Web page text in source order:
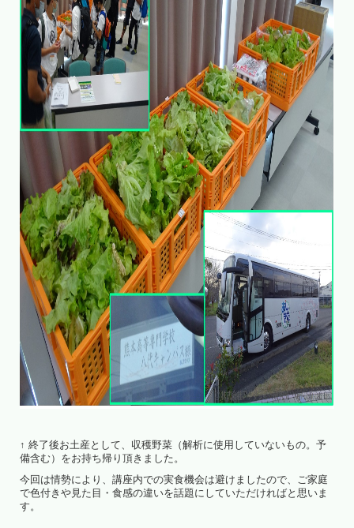
↑ 終了後お土産として、収穫野菜（解析に使用していないもの。予
備含む）をお持ち帰り頂きました。
今回は情勢により、講座内での実食機会は避けましたので、ご家庭
で色付きや見た目・食感の違いを話題にしていただければと思いま
す。